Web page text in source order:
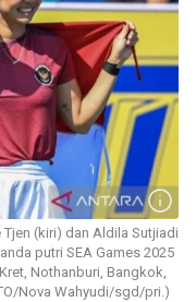
(kiri) dan Aldila Sutjiadi
putri SEA Games 2025
Nothanburi, Bangkok,
Nova Wahyudi/sgd/pri.)